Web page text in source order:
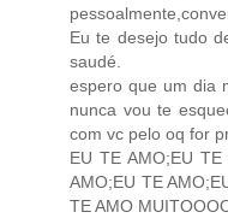
Eu te desejo tudo
saudé.
espero que um dia
nunca vou te
com vc pelo oq for
EU TE AMO;EU
AMO;EU TE
TE AMO